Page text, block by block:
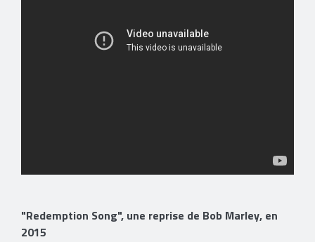
"Redemption Song", une reprise de Bob Marley, en
2015